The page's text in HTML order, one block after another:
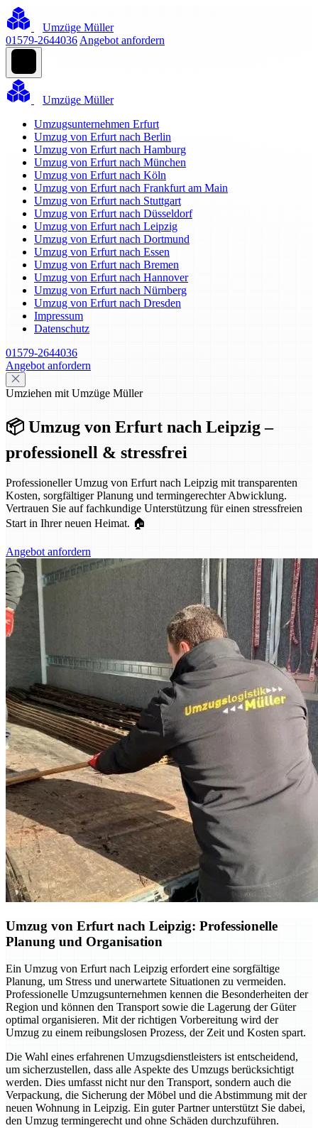
Umzüge Müller
01579-2644036 Angebot anfordern
Umzüge Müller
Umzugsunternehmen Erfurt
Umzug von Erfurt nach Berlin
Umzug von Erfurt nach Hamburg
Umzug von Erfurt nach München
Umzug von Erfurt nach Köln
Umzug von Erfurt nach Frankfurt am Main
Umzug von Erfurt nach Stuttgart
Umzug von Erfurt nach Düsseldorf
Umzug von Erfurt nach Leipzig
Umzug von Erfurt nach Dortmund
Umzug von Erfurt nach Essen
Umzug von Erfurt nach Bremen
Umzug von Erfurt nach Hannover
Umzug von Erfurt nach Nürnberg
Umzug von Erfurt nach Dresden
Impressum
Datenschutz
01579-2644036
Angebot anfordern
Umziehen mit Umzüge Müller
📦 Umzug von Erfurt nach Leipzig –
professionell & stressfrei
Professioneller Umzug von Erfurt nach Leipzig mit transparenten
Kosten, sorgfältiger Planung und termingerechter Abwicklung.
Vertrauen Sie auf fachkundige Unterstützung für einen stressfreien
Start in Ihrer neuen Heimat. 🏠
Angebot anfordern
Umzug von Erfurt nach Leipzig: Professionelle
Planung und Organisation
Ein Umzug von Erfurt nach Leipzig erfordert eine sorgfältige
Planung, um Stress und unerwartete Situationen zu vermeiden.
Professionelle Umzugsunternehmen kennen die Besonderheiten der
Region und können den Transport sowie die Lagerung der Güter
optimal organisieren. Mit der richtigen Vorbereitung wird der
Umzug zu einem reibungslosen Prozess, der Zeit und Kosten spart.
Die Wahl eines erfahrenen Umzugsdienstleisters ist entscheidend,
um sicherzustellen, dass alle Aspekte des Umzugs berücksichtigt
werden. Dies umfasst nicht nur den Transport, sondern auch die
Verpackung, die Sicherung der Möbel und die Abstimmung mit der
neuen Wohnung in Leipzig. Ein guter Partner unterstützt Sie dabei,
den Umzug termingerecht und ohne Schäden durchzuführen.